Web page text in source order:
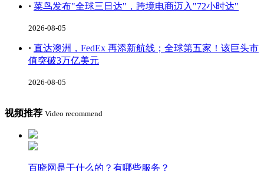
· 菜鸟发布"全球三日达"，跨境电商迈入"72小时达"
2026-08-05
· 直达澳洲，FedEx 再添新航线；全球第五家！该巨头市
值突破3万亿美元
2026-08-05
视频推荐 Video recommend
百晓网是干什么的？有哪些服务？